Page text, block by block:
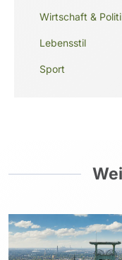
Wirtschaft &
Lebensstil
Sport